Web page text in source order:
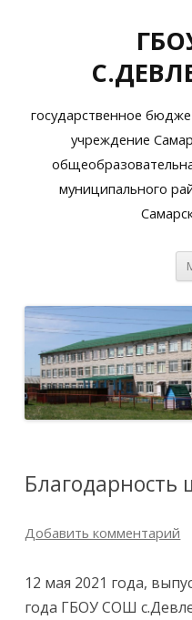
государственное
учреждение
муниципального
Благодарность
Добавить комментарий
12 мая 2021 года,
года ГБОУ СОШ